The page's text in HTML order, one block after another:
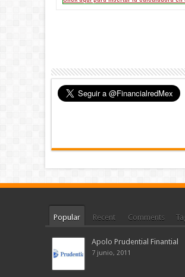
Popular Recent Comments
Apolo Prudential Finantial
7 junio, 2011